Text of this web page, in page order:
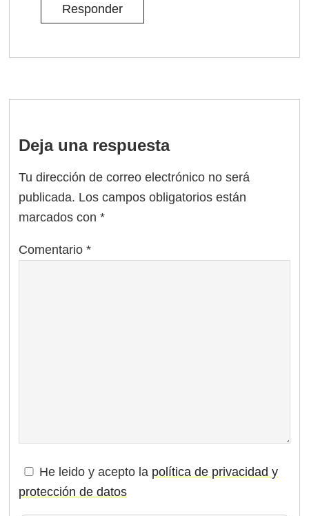
Responder
Deja una respuesta
Tu dirección de correo electrónico no será
publicada. Los campos obligatorios están
marcados con*
Comentario*
He leido y acepto la política de privacidad y
protección de datos